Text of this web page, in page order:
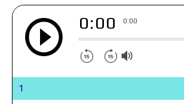
0:00 0:00
1